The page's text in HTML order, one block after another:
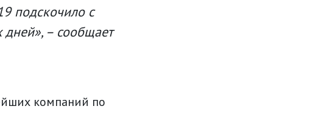
подскочило с
дней», – сообщает
компаний по